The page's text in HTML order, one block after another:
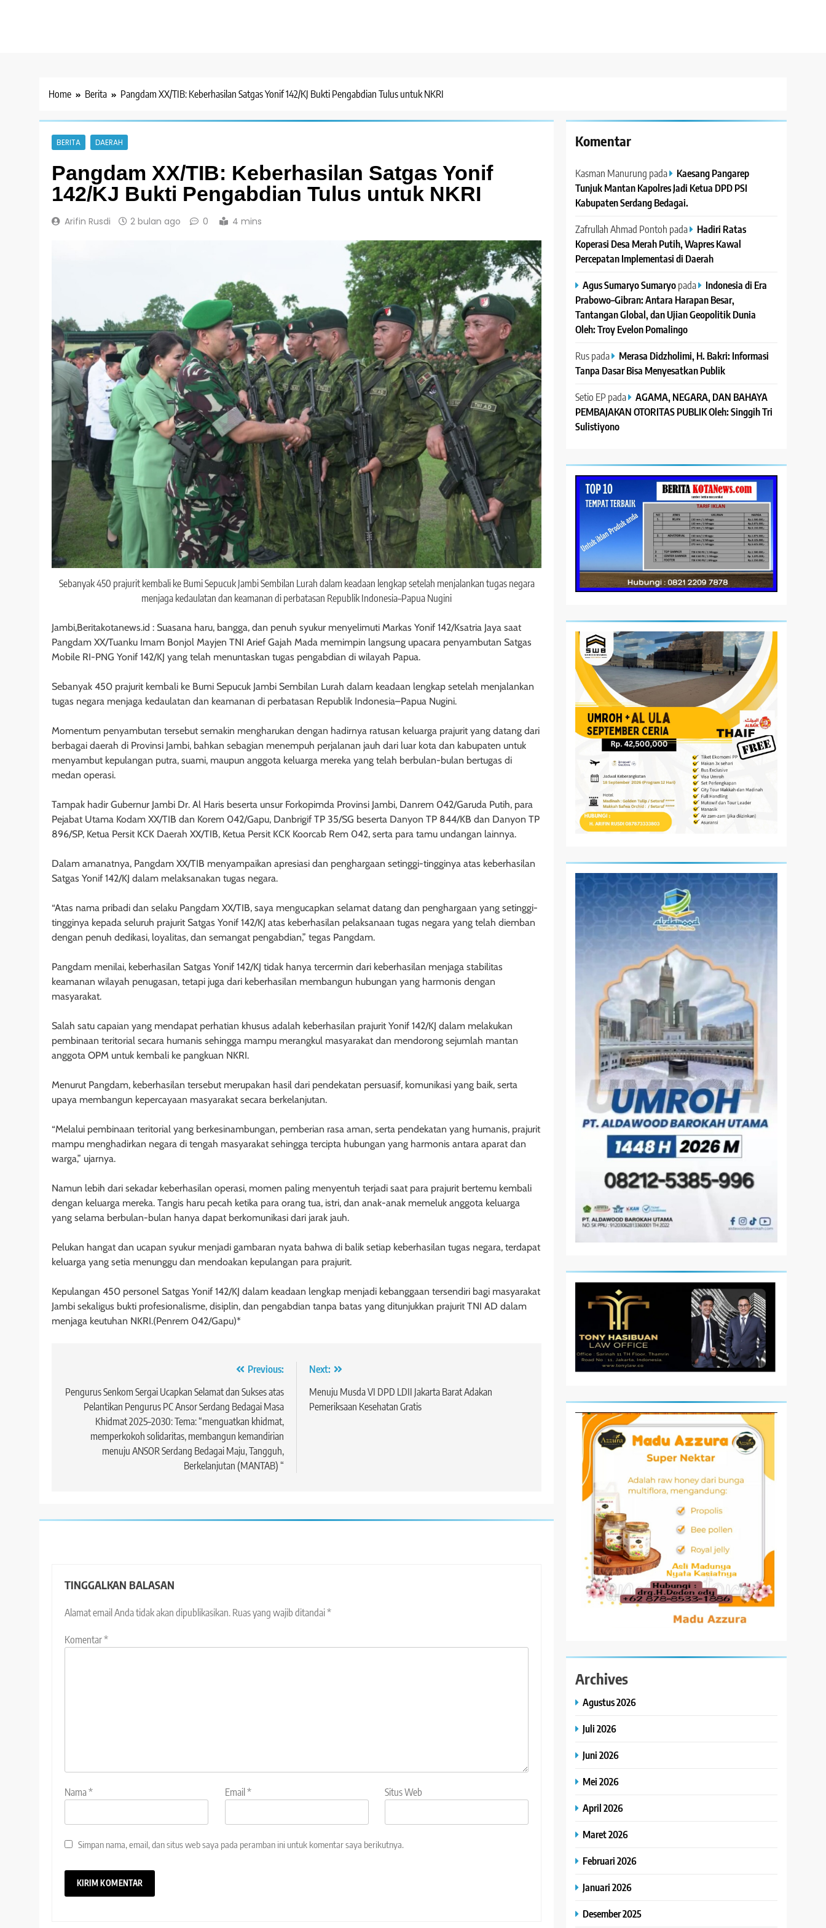
Home Berita Pangdam XX/TIB: Keberhasilan Satgas Yonif 142/KJ Bukti Pengabdian Tulus untuk NKRI
BERITA DAERAH
Pangdam XX/TIB: Keberhasilan Satgas Yonif
142/KJ Bukti Pengabdian Tulus untuk NKRI
Arifin Rusdi 2 bulan ago 0 4 mins
Sebanyak 450 prajurit kembali ke Bumi Sepucuk Jambi Sembilan Lurah dalam keadaan lengkap setelah menjalankan tugas negara
menjaga kedaulatan dan keamanan di perbatasan Republik Indonesia–Papua Nugini
Jambi,Beritakotanews.id : Suasana haru, bangga, dan penuh syukur menyelimuti Markas Yonif 142/Ksatria Jaya saat
Pangdam XX/Tuanku Imam Bonjol Mayjen TNI Arief Gajah Mada memimpin langsung upacara penyambutan Satgas
Mobile RI-PNG Yonif 142/KJ yang telah menuntaskan tugas pengabdian di wilayah Papua.
Sebanyak 450 prajurit kembali ke Bumi Sepucuk Jambi Sembilan Lurah dalam keadaan lengkap setelah menjalankan
tugas negara menjaga kedaulatan dan keamanan di perbatasan Republik Indonesia–Papua Nugini.
Momentum penyambutan tersebut semakin mengharukan dengan hadirnya ratusan keluarga prajurit yang datang dari
berbagai daerah di Provinsi Jambi, bahkan sebagian menempuh perjalanan jauh dari luar kota dan kabupaten untuk
menyambut kepulangan putra, suami, maupun anggota keluarga mereka yang telah berbulan-bulan bertugas di
medan operasi.
Tampak hadir Gubernur Jambi Dr. Al Haris beserta unsur Forkopimda Provinsi Jambi, Danrem 042/Garuda Putih, para
Pejabat Utama Kodam XX/TIB dan Korem 042/Gapu, Danbrigif TP 35/SG beserta Danyon TP 844/KB dan Danyon TP
896/SP, Ketua Persit KCK Daerah XX/TIB, Ketua Persit KCK Koorcab Rem 042, serta para tamu undangan lainnya.
Dalam amanatnya, Pangdam XX/TIB menyampaikan apresiasi dan penghargaan setinggi-tingginya atas keberhasilan
Satgas Yonif 142/KJ dalam melaksanakan tugas negara.
“Atas nama pribadi dan selaku Pangdam XX/TIB, saya mengucapkan selamat datang dan penghargaan yang setinggi-
tingginya kepada seluruh prajurit Satgas Yonif 142/KJ atas keberhasilan pelaksanaan tugas negara yang telah diemban
dengan penuh dedikasi, loyalitas, dan semangat pengabdian,” tegas Pangdam.
Pangdam menilai, keberhasilan Satgas Yonif 142/KJ tidak hanya tercermin dari keberhasilan menjaga stabilitas
keamanan wilayah penugasan, tetapi juga dari keberhasilan membangun hubungan yang harmonis dengan
masyarakat.
Salah satu capaian yang mendapat perhatian khusus adalah keberhasilan prajurit Yonif 142/KJ dalam melakukan
pembinaan teritorial secara humanis sehingga mampu merangkul masyarakat dan mendorong sejumlah mantan
anggota OPM untuk kembali ke pangkuan NKRI.
Menurut Pangdam, keberhasilan tersebut merupakan hasil dari pendekatan persuasif, komunikasi yang baik, serta
upaya membangun kepercayaan masyarakat secara berkelanjutan.
“Melalui pembinaan teritorial yang berkesinambungan, pemberian rasa aman, serta pendekatan yang humanis, prajurit
mampu menghadirkan negara di tengah masyarakat sehingga tercipta hubungan yang harmonis antara aparat dan
warga,” ujarnya.
Namun lebih dari sekadar keberhasilan operasi, momen paling menyentuh terjadi saat para prajurit bertemu kembali
dengan keluarga mereka. Tangis haru pecah ketika para orang tua, istri, dan anak-anak memeluk anggota keluarga
yang selama berbulan-bulan hanya dapat berkomunikasi dari jarak jauh.
Pelukan hangat dan ucapan syukur menjadi gambaran nyata bahwa di balik setiap keberhasilan tugas negara, terdapat
keluarga yang setia menunggu dan mendoakan kepulangan para prajurit.
Kepulangan 450 personel Satgas Yonif 142/KJ dalam keadaan lengkap menjadi kebanggaan tersendiri bagi masyarakat
Jambi sekaligus bukti profesionalisme, disiplin, dan pengabdian tanpa batas yang ditunjukkan prajurit TNI AD dalam
menjaga keutuhan NKRI.(Penrem 042/Gapu)*
pos
Previous:
Pengurus Senkom Sergai Ucapkan Selamat dan Sukses atas
Pelantikan Pengurus PC Ansor Serdang Bedagai Masa
Khidmat 2025–2030: Tema: “menguatkan khidmat,
memperkokoh solidaritas, membangun kemandirian
menuju ANSOR Serdang Bedagai Maju, Tangguh,
Berkelanjutan (MANTAB) “
Next:
Menuju Musda VI DPD LDII Jakarta Barat Adakan
Pemeriksaan Kesehatan Gratis
TINGGALKAN BALASAN
Alamat email Anda tidak akan dipublikasikan. Ruas yang wajib ditandai*
Komentar*
Nama* Email* Situs Web
Simpan nama, email, dan situs web saya pada peramban ini untuk komentar saya berikutnya.
Komentar
Kasman Manurung pada
Kaesang Pangarep
Tunjuk Mantan Kapolres Jadi Ketua DPD PSI
Kabupaten Serdang Bedagai. ‎ ‎
Zafrullah Ahmad Pontoh pada
Hadiri Ratas
Koperasi Desa Merah Putih, Wapres Kawal
Percepatan Implementasi di Daerah
Agus Sumaryo Sumaryopada
Indonesia di Era
Prabowo–Gibran: Antara Harapan Besar,
Tantangan Global, dan Ujian Geopolitik Dunia
Oleh: Troy Evelon Pomalingo
Ruspada
Merasa Didzholimi, H. Bakri: Informasi
Tanpa Dasar Bisa Menyesatkan Publik
Setio EP pada AGAMA, NEGARA, DAN BAHAYA
PEMBAJAKAN OTORITAS PUBLIK Oleh: Singgih Tri
Sulistiyono
Archives
Agustus 2026
Juli 2026
Juni 2026
Mei 2026
April 2026
Maret 2026
Februari 2026
Januari 2026
Desember 2025